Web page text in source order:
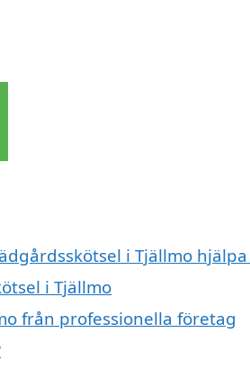
i Tjällmo
i Tjällmo
från professionella företag